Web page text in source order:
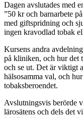
Dagen avslutades med
”50 kr och barnarbete
med giftspridning och
ingen kravodlad tobak
Kursens andra
på kliniken, och hur det
och se ut. Det är viktigt
hälsosamma val, och
tobaksberoendet.
Avslutningsvis berörde
lärosätens och dels det